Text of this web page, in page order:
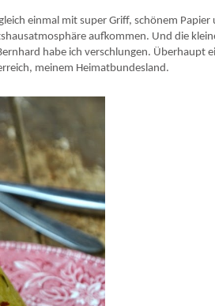
einmal mit super Griff, schönem Papier
aufkommen. Und die
habe ich verschlungen. Überhaupt
meinem Heimatbundesland.